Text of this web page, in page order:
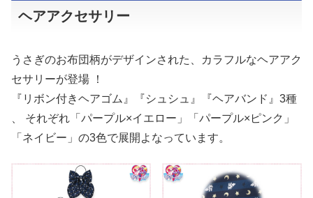
ヘアアクセサリー
うさぎのお布団柄がデザインされた、カラフルなヘアアク
セサリーが登場 ！
『リボン付きヘアゴム』『シュシュ』『ヘアバンド』3種
、 それぞれ「パープル×イエロー」「パープル×ピンク」
「ネイビー」の3色で展開よなっています。